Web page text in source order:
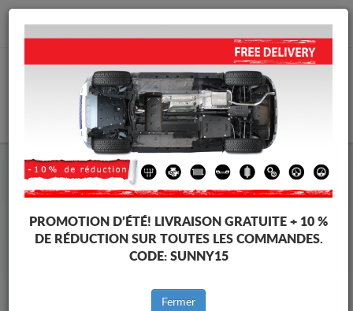
info@cachesousmoteur.fr
Cache Sous Moteur Ford Cache Sous Moteur Ford Ranger
Marques
PROMOTION D’ÉTÉ! LIVRAISON GRATUITE + 10 %
DE RÉDUCTION SUR TOUTES LES COMMANDES.
CODE: SUNNY15
Fermer